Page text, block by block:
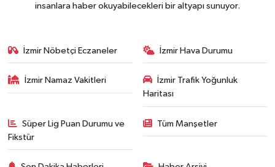
insanlara haber okuyabilecekleri bir altyapı sunuyor.
İzmir Nöbetçi Eczaneler İzmir Hava Durumu
İzmir Namaz Vakitleri
İzmir Trafik Yoğunluk
Haritası
Süper Lig Puan Durumu ve
Fikstür
Tüm Manşetler